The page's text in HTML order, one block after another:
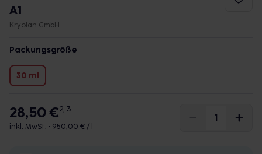
A1
Kryolan GmbH
Packungsgröße
30 ml
28,50 €2, 3
inkl. MwSt. • 950,00 € / l